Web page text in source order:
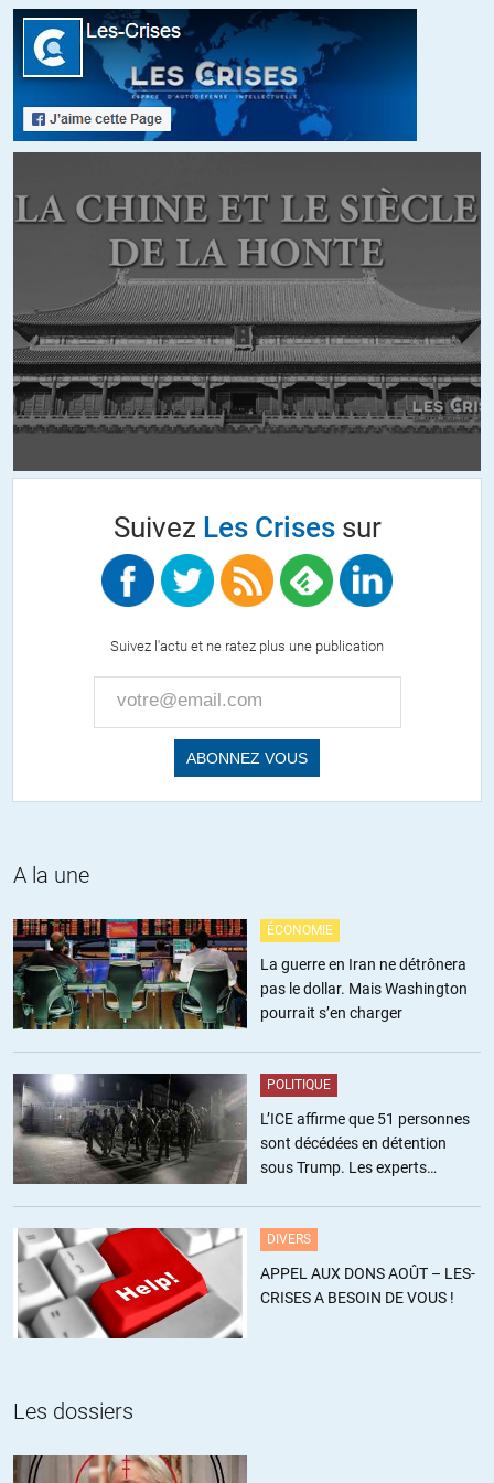
du passé.
+20
Moussars 21.03.2019 à 15h11
qui gérait l’élection ! Ce fut le retard et la ‘panne’ informatique
qui avait donné à enquêter et remonter l’adresse IP jusqu’à
une entreprise Amérique !
On mettrait ça dans une pièce de boulevard, on dirait à juste
titre que ce n’est pas viable, que trop c’est trop…
+3
Jérôme//21.03.2019 à 10h40
il est difficile de ne pas croire que la Russie nous menace, que
les tanks sont à la frontière. Cela fait bien longtemps que les
journalistes/pigistes n’utilisent plus les guillemets pour citer un
expert américain, un politicien français ou quiconque aurait
des révélations à faire sur la menace russe…
« ONG » américaine qui depuis l’autre côté de l’Atlantique, a
réussi à trouver un lien entre Russie, Gilets jaune et
complotisme.. Ce serait rigolo si ce n’était pas pathétique. Quel
est le pourcentage d’américain capable de situer la France sur
une carte? Et voilà, que tombe du ciel des experts
francophones au sein d’une « ONG » américaine. Si ça venait
de la DGSE, pourquoi leurs chefs dénoncent l’idée d’une
virer les patrons des services comme il a viré cette semaine,
Français.
+8
Séraphim
Tenez bon. Toute ma carrière a été sabotée pour les mêmes
raisons. Avec, en plus, convocation sans motif à la DST, qui
confondait littéralement dans ses rapports Russie et Union
Soviétique (mais bon, « ce n’est pas étonnant, ce sont des
surtout décisions opaques, regards entendus. La Russophobie
en actes, depuis très longtemps, depuis les premiers jours de la
nouvelle Russie. Il n’y a même pas eu d’intermède Eltsine pour
passer de la soviétophobie à la russophobie. Se sont même
plutôt ‘lâchés »à partir de 1991
Jérôme
Séraphim, c’est méchant de dire du mal des boeufs. 🙂
Suivez Les Crisessur
Suivez l'actu et ne ratez plus une publication
A la une
ÉCONOMIE
La guerre en Iran ne détrônera
pas le dollar. Mais Washington
pourrait s’en charger
POLITIQUE
L’ICE affirme que 51 personnes
sont décédées en détention
sous Trump. Les experts
DIVERS
APPEL AUX DONS AOÛT – LES-
CRISES A BESOIN DE VOUS !
Les dossiers